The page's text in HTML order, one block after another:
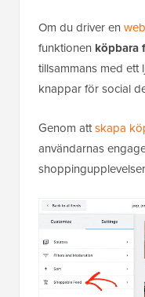
Om du driver en
funktionen köpbara
tillsammans med ett
knappar för social
Genom attskapa
användarnas